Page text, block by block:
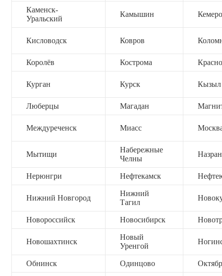
Каменск-
Уральский
Камышин
Кисловодск Ковров
Королёв Кострома
Курган Курск Кызыл
Люберцы Магадан
Междуреченск Миасс
Мытищи
Набережные
Челны
Нерюнгри Нефтекамск
Нижний Новгород
Нижний
Тагил
Новороссийск Новосибирск
Новошахтинск
Новый
Уренгой
Обнинск Одинцово